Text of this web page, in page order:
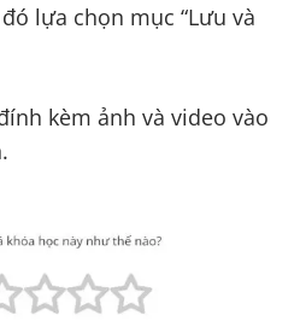
lựa chọn mục “Lưu và
kèm ảnh và video vào